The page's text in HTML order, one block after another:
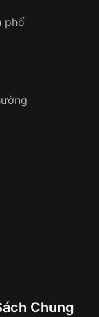
trực tiếp
suốt quá
phố
Chung